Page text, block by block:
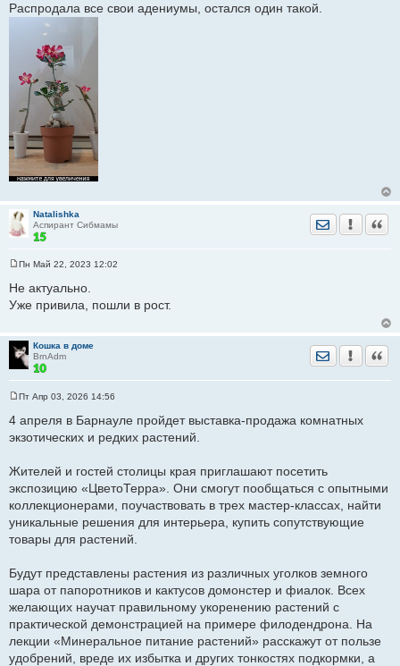
Распродала все свои адениумы, остался один такой.
Natalishka
Аспирант Сибмамы
Отправить
о
б
н
и
е
Пн Май 22, 2023 12:02
Не актуально.
Уже привила, пошли в рост.
Кошка в доме
BrnAdm
Отправить
о
б
н
е
Пт Апр 03, 2026 14:56
4 апреля в Барнауле пройдет выставка-продажа комнатных
экзотических и редких растений.
Жителей и гостей столицы края приглашают посетить
экспозицию «ЦветоТерра». Они смогут пообщаться с опытными
коллекционерами, поучаствовать в трех мастер-классах, найти
уникальные решения для интерьера, купить сопутствующие
товары для растений.
Будут представлены растения из различных уголков земного
шара от папоротников и кактусов домонстер и фиалок. Всех
желающих научат правильному укоренению растений с
практической демонстрацией на примере филодендрона. На
лекции «Минеральное питание растений» расскажут от пользе
удобрений, вреде их избытка и других тонкостях подкормки, а